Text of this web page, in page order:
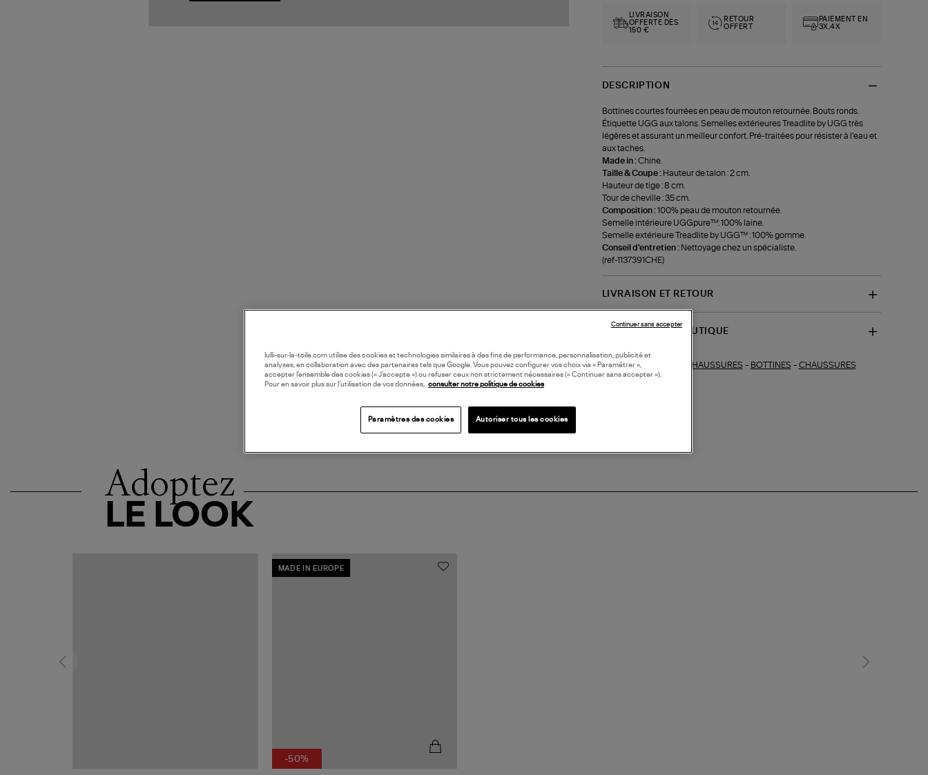
LIVRAISON
OFFERTE DÈS
150 €
RETOUR
OFFERT
PAIEMENT EN
3X,4X
DESCRIPTION
Bottines courtes fourrées en peau de mouton retournée. Bouts ronds.
Étiquette UGG aux talons. Semelles extérieures Treadlite by UGG très
légères et assurant un meilleur confort. Pré-traitées pour résister à l’eau et
aux taches.
Made in :Chine.
Taille & Coupe : Hauteur de talon : 2 cm.
Hauteur de tige : 8 cm.
Tour de cheville : 35 cm.
Composition :100% peau de mouton retournée.
Semelle intérieure UGGpure™: 100% laine.
Semelle extérieure Treadlite by UGG™ : 100% gomme.
Conseil d'entretien : Nettoyage chez un spécialiste.
(ref-1137391CHE)
LIVRAISON ET RETOUR
DISPONIBILITÉ BOUTIQUE
Collections similaires : CHAUSSURES - BOTTINES - CHAUSSURES
FOURREES
Adoptez
LE LOOK
MADE IN EUROPE
-50%
lulli-sur-la-toile.com utilise des cookies et technologies similaires à des fins de performance, personnalisation, publicité et
analyses, en collaboration avec des partenaires tels que Google. Vous pouvez configurer vos choix via « Paramétrer »,
accepter l’ensemble des cookies (« J’accepte ») ou refuser ceux non strictement nécessaires (« Continuer sans accepter »).
Pour en savoir plus sur l’utilisation de vos données, consulter notre politique de cookies
Paramètres des cookies Autoriser tous les cookies
Continuer sans accepter